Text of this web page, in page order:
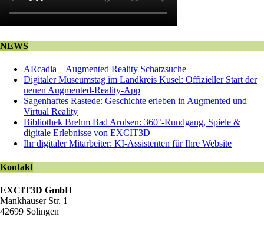
NEWS
ARcadia – Augmented Reality Schatzsuche
Digitaler Museumstag im Landkreis Kusel: Offizieller Start der
neuen Augmented-Reality-App
Sagenhaftes Rastede: Geschichte erleben in Augmented und
Virtual Reality
Bibliothek Brehm Bad Arolsen: 360°-Rundgang, Spiele &
digitale Erlebnisse von EXCIT3D
Ihr digitaler Mitarbeiter: KI-Assistenten für Ihre Website
Kontakt
EXCIT3D GmbH
Mankhauser Str. 1
42699 Solingen